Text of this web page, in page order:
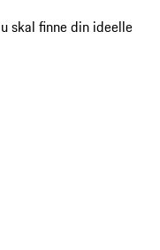
skal finne din ideelle